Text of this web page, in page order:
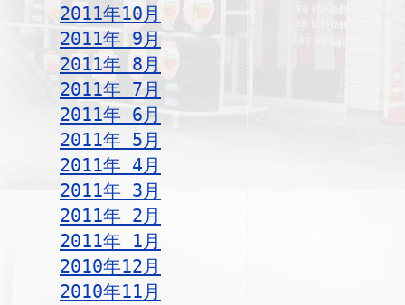
2011年10月
2011年 9月
2011年 8月
2011年 7月
2011年 6月
2011年 5月
2011年 4月
2011年 3月
2011年 2月
2011年 1月
2010年12月
2010年11月